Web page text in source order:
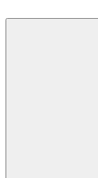
Inhalt